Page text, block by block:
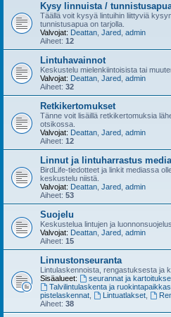
Kysy linnuista /
Täällä voit kysyä lintuihin liittyviä
tunnistusapua on tarjolla.
Valvojat: Deattan Jared admin
Aiheet: 12
Lintuhavainnot
Keskustelu mielenkiintoisista tai
Valvojat: Deattan Jared admin
Aiheet: 32
Retkikertomukset
Tänne voit lisäillä retkikertomuksia
otsikossa.
Valvojat: Deattan Jared admin
Aiheet: 12
Linnut ja lintuharrastus
BirdLife-tiedotteet ja linkit mediassa
keskustelu niistä.
Valvojat: Deattan Jared admin
Aiheet: 53
Suojelu
Keskustelua lintujen ja
Valvojat: Deattan Jared admin
Aiheet: 15
Linnustonseuranta
Lintulaskennoista, rengastuksesta ja
Sisäalueet:
seurannat ja
Talvilintulaskenta ja
pistelaskennat
Lintuatlakset,
Aiheet: 38